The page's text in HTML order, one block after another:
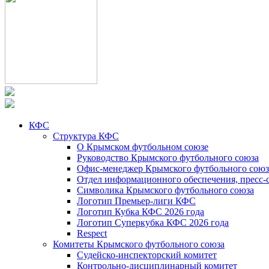
КФС
Структура КФС
О Крымском футбольном союзе
Руководство Крымского футбольного союза
Офис-менеджер Крымского футбольного
Отдел информационного обеспечения, пресс-
Символика Крымского футбольного союза
Логотип Премьер-лиги КФС
Логотип Кубка КФС 2026 года
Логотип Суперкубка КФС 2026 года
Respect
Комитеты Крымского футбольного союза
Судейско-инспекторский комитет
Контрольно-дисциплинарный комитет